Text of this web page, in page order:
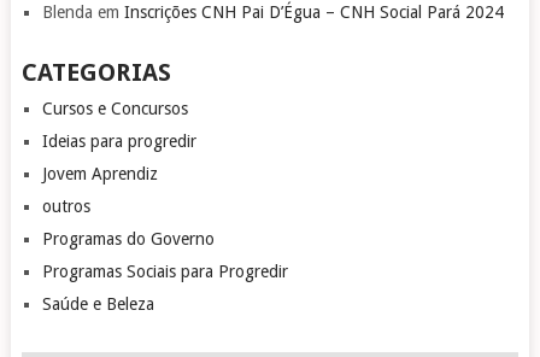
Blenda em Inscrições CNH Pai D’Égua – CNH Social Pará 2024
CATEGORIAS
Cursos e Concursos
Ideias para progredir
Jovem Aprendiz
outros
Programas do Governo
Programas Sociais para Progredir
Saúde e Beleza